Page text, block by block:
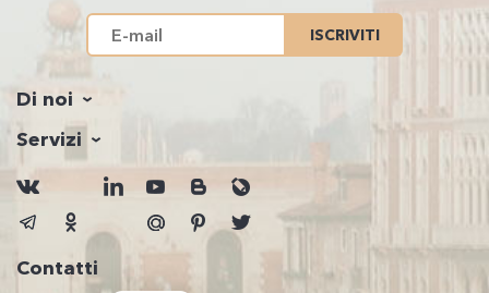
ISCRIVITI
Di noi
Servizi
Contatti